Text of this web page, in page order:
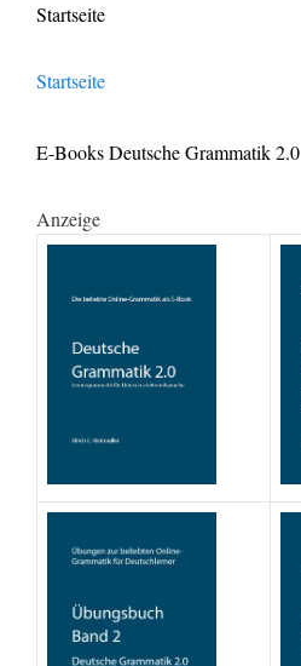
Startseite
Startseite
E-Books Deutsche Grammatik 2.0
Anzeige